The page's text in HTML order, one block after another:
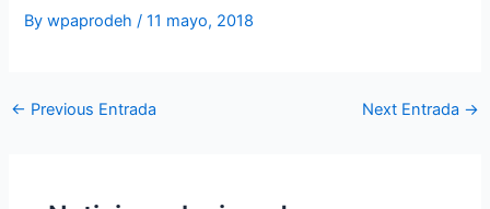
Bywpaprodeh/11 mayo, 2018
← Previous Entrada Next Entrada →